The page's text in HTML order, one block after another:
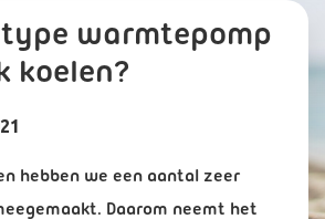
warmtepomp
koelen?
hebben we een aantal zeer
Daarom neemt het